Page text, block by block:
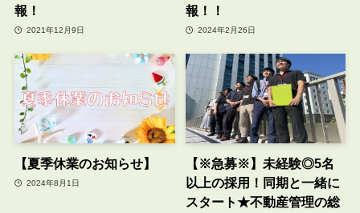
報！
2021年12月9日
報！！
2024年2月26日
【夏季休業のお知らせ】
2024年8月1日
【※急募※】未経験◎5名
以上の採用！同期と一緒に
スタート★不動産管理の総